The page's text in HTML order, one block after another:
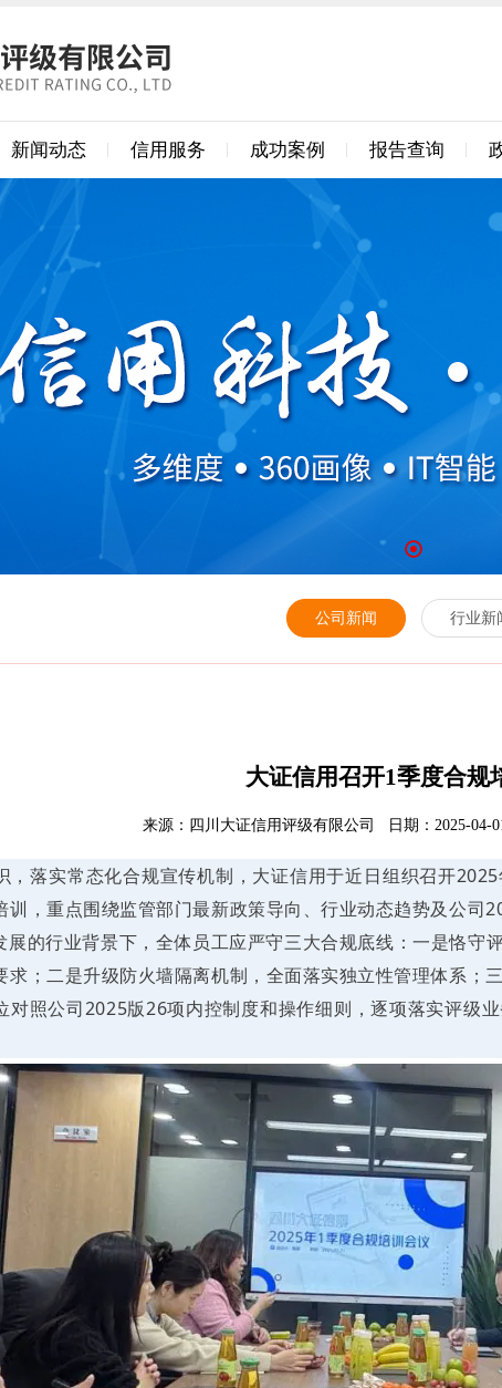
新闻动态 信用服务 成功案例 报告查询
公司新闻 行业新
大证信用召开1季度合规
来源：四川大证信用评级有限公司 日期：2025-04-
，落实常态化合规宣传机制，大证信用于近日组织召开
，重点围绕监管部门最新政策导向、行业动态趋势及公司
的行业背景下，全体员工应严守三大合规底线：一是恪
；二是升级防火墙隔离机制，全面落实独立性管理体系；
对照公司2025版26项内控制度和操作细则，逐项落实评级